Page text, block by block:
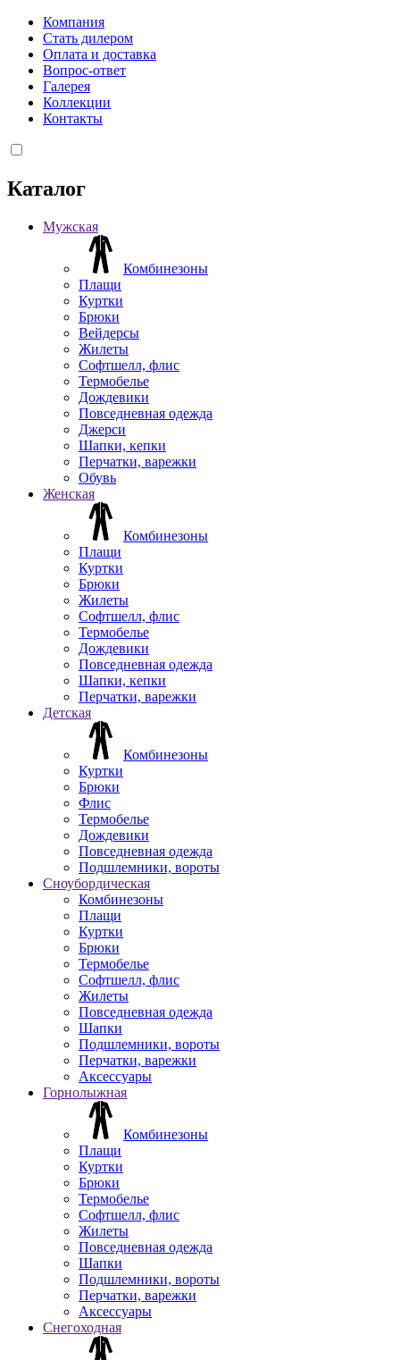
Компания
Стать дилером
Оплата и доставка
Вопрос-ответ
Галерея
Коллекции
Контакты
Каталог
Мужская
Комбинезоны
Плащи
Куртки
Брюки
Вейдерсы
Жилеты
Софтшелл, флис
Термобелье
Дождевики
Повседневная одежда
Джерси
Шапки, кепки
Перчатки, варежки
Обувь
Женская
Комбинезоны
Плащи
Куртки
Брюки
Жилеты
Софтшелл, флис
Термобелье
Дождевики
Повседневная одежда
Шапки, кепки
Перчатки, варежки
Детская
Комбинезоны
Куртки
Брюки
Флис
Термобелье
Дождевики
Повседневная одежда
Подшлемники, вороты
Сноубордическая
Комбинезоны
Плащи
Куртки
Брюки
Термобелье
Софтшелл, флис
Жилеты
Повседневная одежда
Шапки
Подшлемники, вороты
Перчатки, варежки
Аксессуары
Горнолыжная
Комбинезоны
Плащи
Куртки
Брюки
Термобелье
Софтшелл, флис
Жилеты
Повседневная одежда
Шапки
Подшлемники, вороты
Перчатки, варежки
Аксессуары
Снегоходная